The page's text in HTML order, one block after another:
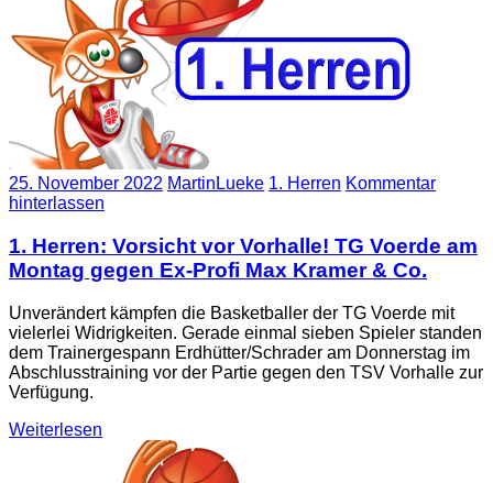
25. November 2022 MartinLueke 1. Herren Kommentar
hinterlassen
1. Herren: Vorsicht vor Vorhalle! TG Voerde am
Montag gegen Ex-Profi Max Kramer & Co.
Unverändert kämpfen die Basketballer der TG Voerde mit
vielerlei Widrigkeiten. Gerade einmal sieben Spieler standen
dem Trainergespann Erdhütter/Schrader am Donnerstag im
Abschlusstraining vor der Partie gegen den TSV Vorhalle zur
Verfügung.
Weiterlesen